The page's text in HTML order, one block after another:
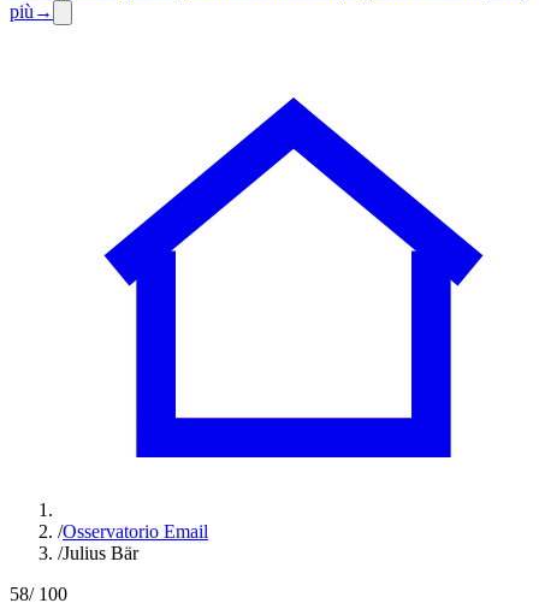
più →
/Osservatorio Email
/Julius Bär
58/ 100